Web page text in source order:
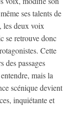
ses talents de
les deux voix
se retrouve donc
Cette
des passages
mais la
scénique devient
inquiétante et